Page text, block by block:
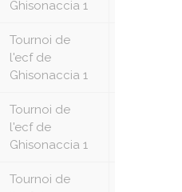
Ghisonaccia 1
Tournoi de
l'ecf de
Ghisonaccia 1
Tournoi de
l'ecf de
Ghisonaccia 1
Tournoi de